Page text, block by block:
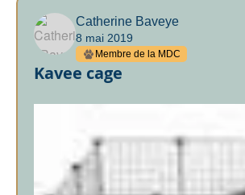
Catherine Baveye
8 mai 2019
Membre de la MDC
Kavee cage